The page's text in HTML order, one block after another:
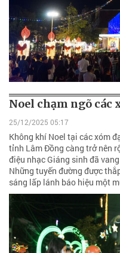
Noel chạm ngõ các
25/12/2025 05:17
Không khí Noel tại các xóm
tỉnh Lâm Đồng càng trở nên
điệu nhạc Giáng sinh đã
Những tuyến đường được
sáng lấp lánh báo hiệu một